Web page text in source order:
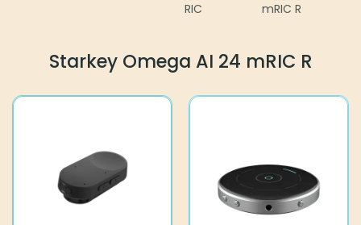
RIC
mRIC R
Starkey Omega AI 24 mRIC R